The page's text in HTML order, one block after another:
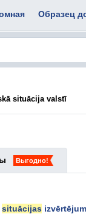
Образец
situācija valstī
Выгодно!
situācijas